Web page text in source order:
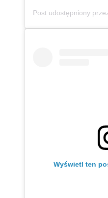
Post udostępniony
Wyświetl ten